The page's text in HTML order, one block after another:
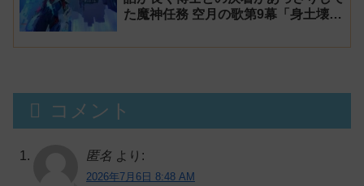
た魔神任務 空月の歌第9幕「身土壊
プラーナ」感想
コメント
匿名 より:
2026年7月6日 8:48 AM